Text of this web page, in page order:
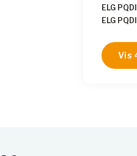
av
og
Med en
minutt
ELG
ELG
Vis